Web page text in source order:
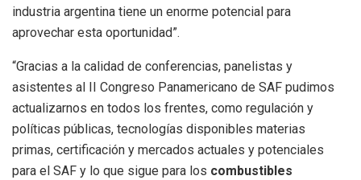
industria argentina tiene un enorme potencial para
aprovechar esta oportunidad”.
“Gracias a la calidad de conferencias, panelistas y
asistentes al II Congreso Panamericano de SAF pudimos
actualizarnos en todos los frentes, como regulación y
políticas públicas, tecnologías disponibles materias
primas, certificación y mercados actuales y potenciales
para el SAF y lo que sigue para los combustibles